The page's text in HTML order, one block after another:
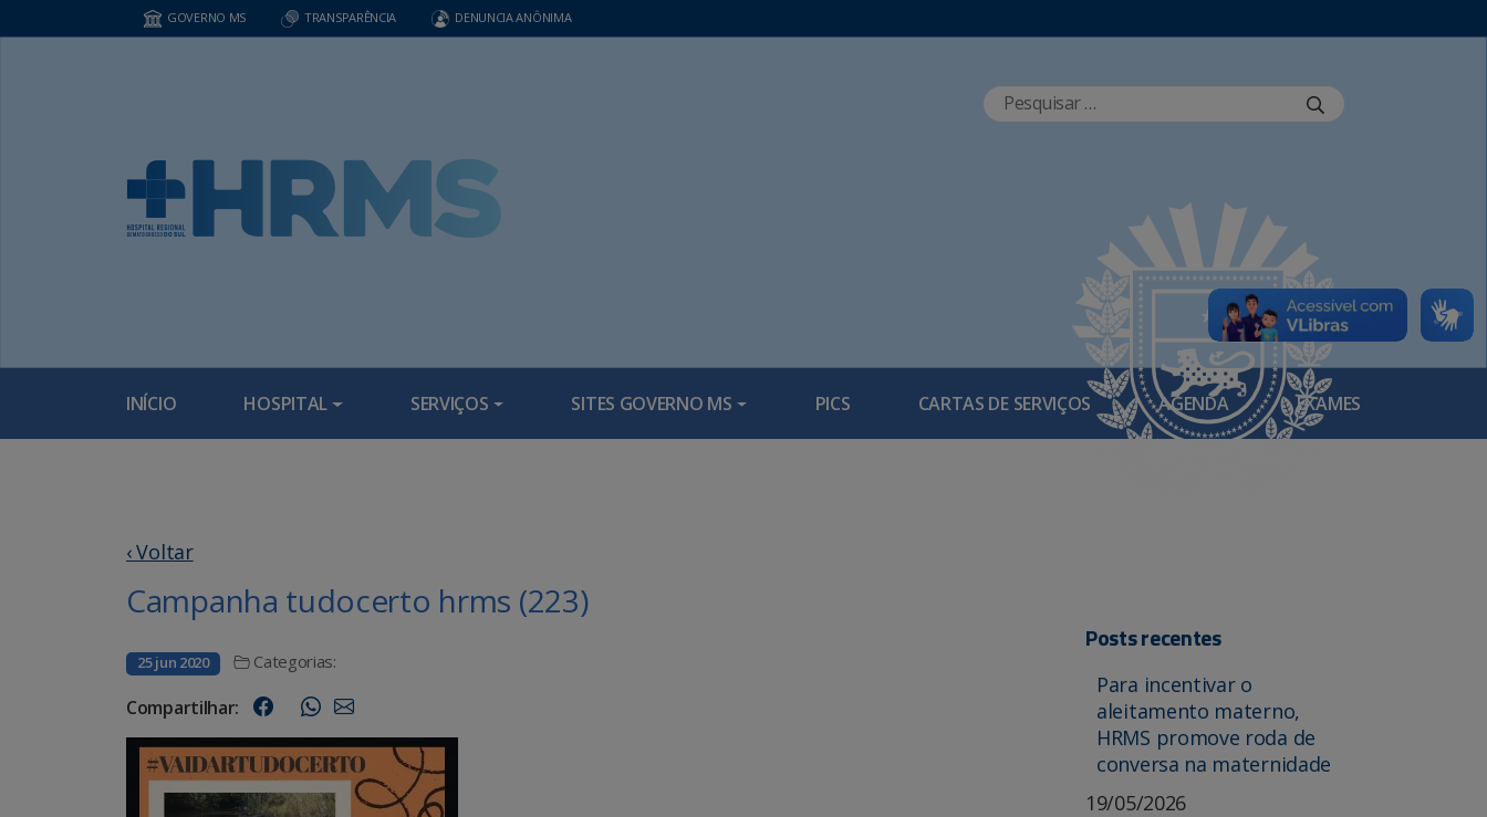
GOVERNO MS TRANSPARÊNCIA DENUNCIA ANÔNIMA
INÍCIO HOSPITAL SERVIÇOS SITES GOVERNO MS PICS CARTAS DE SERVIÇOS AGENDA EXAMES
‹ Voltar
Campanha tudocerto hrms (223)
25 jun 2020 Categorias:
Compartilhar:
Posts recentes
Para incentivar o
aleitamento materno,
HRMS promove roda de
conversa na maternidade
19/05/2026